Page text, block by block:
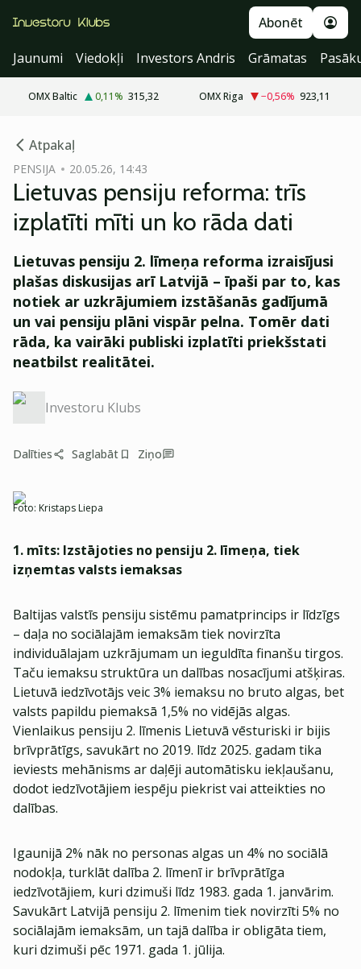
Abonēt
Jaunumi
Viedokļi Investors Andris Grāmatas
OMX Baltic 0,11% 315,32 OMX Riga −0,56% 923,11
Atpakaļ
PENSIJA 20.05.26, 14:43
Lietuvas pensiju reforma: trīs
izplatīti mīti un ko rāda dati
Lietuvas pensiju 2. līmeņa reforma izraisījusi
plašas diskusijas arī Latvijā – īpaši par to, kas
notiek ar uzkrājumiem izstāšanās gadījumā
un vai pensiju plāni vispār pelna. Tomēr dati
rāda, ka vairāki publiski izplatīti priekšstati
neatbilst realitātei.
Investoru Klubs
Dalīties Saglabāt Ziņo
Foto: Kristaps Liepa
1. mīts: Izstājoties no pensiju 2. līmeņa, tiek
izņemtas valsts iemaksas
Baltijas valstīs pensiju sistēmu pamatprincips ir līdzīgs
– daļa no sociālajām iemaksām tiek novirzīta
individuālajam uzkrājumam un ieguldīta finanšu tirgos.
Taču iemaksu struktūra un dalības nosacījumi atšķiras.
Lietuvā iedzīvotājs veic 3% iemaksu no bruto algas, bet
valsts papildu piemaksā 1,5% no vidējās algas.
Vienlaikus pensiju 2. līmenis Lietuvā vēsturiski ir bijis
brīvprātīgs, savukārt no 2019. līdz 2025. gadam tika
ieviests mehānisms ar daļēji automātisku iekļaušanu,
dodot iedzīvotājiem iespēju piekrist vai atteikties no
dalības.
Igaunijā 2% nāk no personas algas un 4% no sociālā
nodokļa, turklāt dalība 2. līmenī ir brīvprātīga
iedzīvotājiem, kuri dzimuši līdz 1983. gada 1. janvārim.
Savukārt Latvijā pensiju 2. līmenim tiek novirzīti 5% no
sociālajām iemaksām, un tajā dalība ir obligāta tiem,
kuri dzimuši pēc 1971. gada 1. jūlija.